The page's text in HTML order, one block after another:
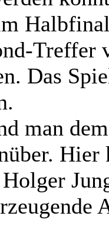
Treffer
Das
man